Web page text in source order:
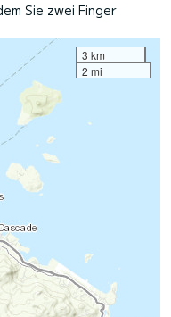
Sie zwei Finger
3 km
2 mi